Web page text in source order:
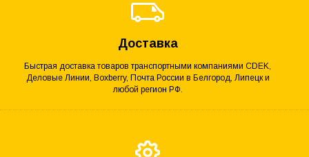
Доставка
Быстрая доставка товаров транспортными компаниями CDEK,
Деловые Линии, Boxberry, Почта России в Белгород, Липецк и
любой регион РФ.